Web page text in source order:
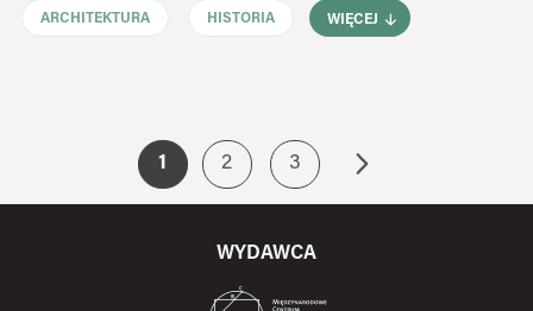
ARCHITEKTURA HISTORIA WIĘCEJ
1 2 3
WYDAWCA